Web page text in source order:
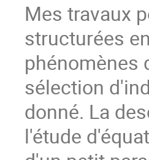
Mes travaux
structurées
phénomènes
sélection
donné. La
l'étude